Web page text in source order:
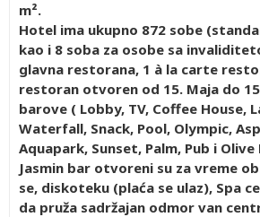
m².
Hotel ima ukupno 872 sobe
kao i 8 soba za osobe sa
glavna restorana, 1 à la carte
restoran otvoren od 15. Maja do
barove ( Lobby, TV, Coffee House,
Waterfall, Snack, Pool, Olympic,
Aquapark, Sunset, Palm, Pub i
Jasmin bar otvoreni su za vreme
se, diskoteku (plaća se ulaz), Spa
da pruža sadržajan odmor van